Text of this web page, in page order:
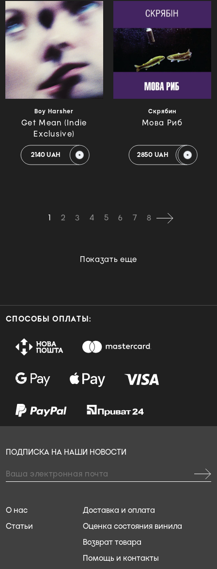
Boy Harsher
Get Mean (Indie
Exclusive)
2140 UAH
Скрябин
Мова Риб
2850 UAH
1 2 3 4 5 6 7 8
Показать еще
СПОСОБЫ ОПЛАТЫ:
Доставка и оплата
Оценка состояния винила
Возврат товара
Помощь и контакты
О нас
Статьи
ПОДПИСКА НА НАШИ НОВОСТИ